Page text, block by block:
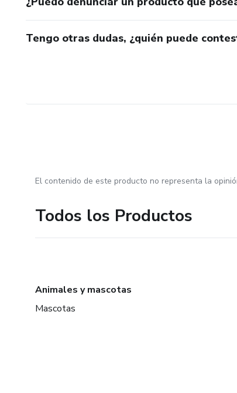
Tengo otras dudas, ¿quién puede
El contenido de este producto no representa la
Todos los Productos
Animales y mascotas
Mascotas